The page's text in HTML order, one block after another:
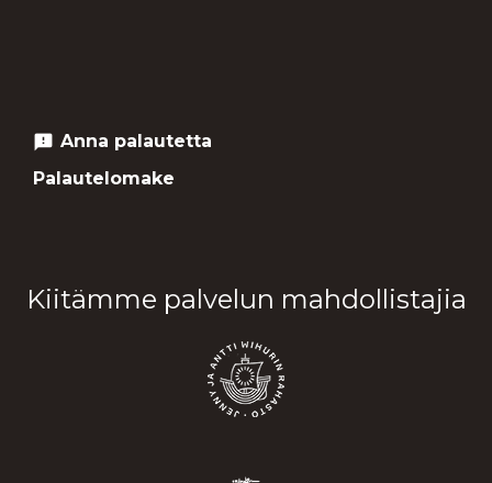
feedback Anna palautetta
Palautelomake
Kiitämme palvelun mahdollistajia